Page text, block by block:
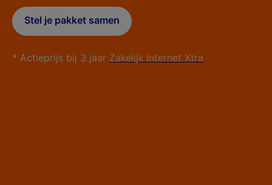
Stel je pakket samen
* Actieprijs bij 3 jaar Zakelijk Internet Xtra